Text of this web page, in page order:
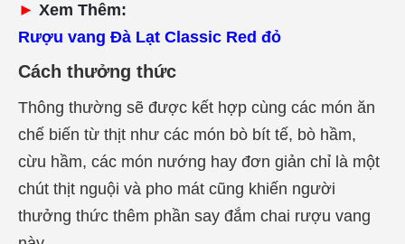
► Xem Thêm:
Rượu vang Đà Lạt Classic Red đỏ
Cách thưởng thức
Thông thường sẽ được kết hợp cùng các món ăn
chế biến từ thịt như các món bò bít tế, bò hầm,
cừu hầm, các món nướng hay đơn giản chỉ là một
chút thịt nguội và pho mát cũng khiến người
thưởng thức thêm phần say đắm chai rượu vang